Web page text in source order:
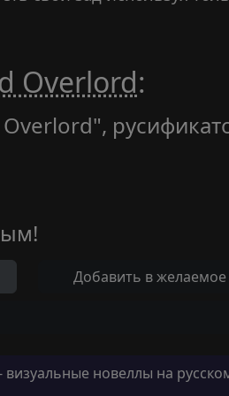
Overlord:
Добавить в желаемое
визуальные новеллы на